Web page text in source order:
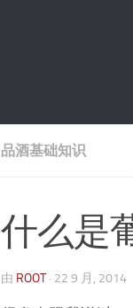
品酒基础知识
什么是
由 ROOT · 22 9 月, 2014